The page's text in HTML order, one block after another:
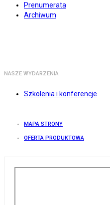
Prenumerata
Archiwum
NASZE WYDARZENIA
Szkolenia i konferencje
MAPA STRONY
OFERTA PRODUKTOWA